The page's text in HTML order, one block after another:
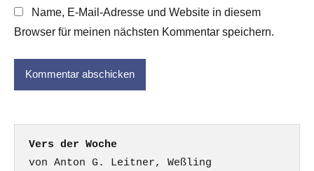
Name, E-Mail-Adresse und Website in diesem
Browser für meinen nächsten Kommentar speichern.
Vers der Woche